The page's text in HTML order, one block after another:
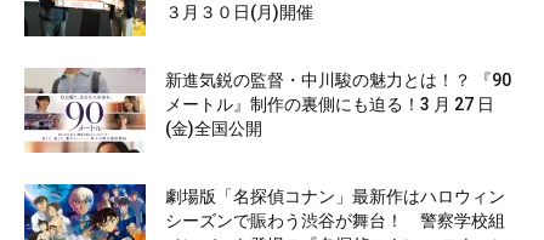
３月３０日(月)開催
新進気鋭の監督・中川駿の魅力とは！？ 『90
メートル』制作の裏側にも迫る！3 月 27 日
(金)全国公開
劇場版「名探偵コナン」最新作はハロウィン
シーズンで賑わう渋谷が舞台！ 警察学校組